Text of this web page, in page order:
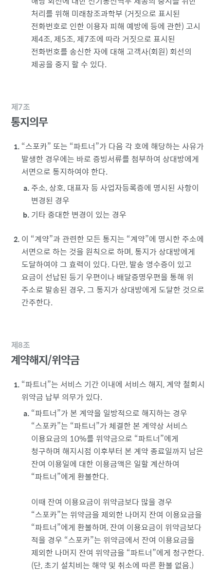
처리를 위해 미래창조과학부 (거짓으로 표시된
전화번호로 인한 이용자 피해 예방에 등에 관한) 고시
제4조, 제5조, 제7조에 따라 거짓으로 표시된
전화번호를 송신한 자에 대해 고객사(회원) 회선의
제공을 중지 할 수 있다.
제7조
통지의무
스포카 또는 파트너 가 다음 각 호에 해당하는 사유가
발생한 경우에는 바로 증빙서류를 첨부하여 상대방에게
서면으로 통지하여야 한다.
주소, 상호, 대표자 등 사업자등록증에 명시된 사항이
변경된 경우
기타 중대한 변경이 있는 경우
이 계약 과 관련한 모든 통지는 계약 에 명시한 주소에
서면으로 하는 것을 원칙으로 하며, 통지가 상대방에게
도달하여야 그 효력이 있다. 다만, 발송 영수증이 있고
요금이 선납된 등기 우편이나 배달증명우편을 통해 위
주소로 발송된 경우, 그 통지가 상대방에게 도달한 것으로
간주한다.
제8조
계약해지/위약금
파트너 는 서비스 기간 이내에 서비스 해지, 계약 철회시
위약금 납부 의무가 있다.
파트너 가 본 계약을 일방적으로 해지하는 경우
스포카 는 파트너 가 체결한 본 계약상 서비스
이용요금의 10%를 위약금으로 파트너 에게
청구하며 해지시점 이후부터 본 계약 종료일까지 남은
잔여 이용일에 대한 이용금액은 일할 계산하여
파트너 에게 환불한다.
이때 잔여 이용요금이 위약금보다 많을 경우
스포카 는 위약금을 제외한 나머지 잔여 이용요금을
파트너 에게 환불하며, 잔여 이용요금이 위약금보다
적을 경우 스포카 는 위약금에서 잔여 이용요금을
제외한 나머지 잔여 위약금을 파트너 에게 청구한다.
(단, 초기 설치비는 해약 및 취소에 따른 환불 없음.)